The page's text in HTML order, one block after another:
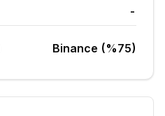
-
Binance (%75)